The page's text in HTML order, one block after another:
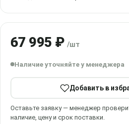
67 995 ₽ /шт
Наличие уточняйте у менеджера
Добавить в
Оставьте заявку — менеджер
наличие, цену и срок поставки.